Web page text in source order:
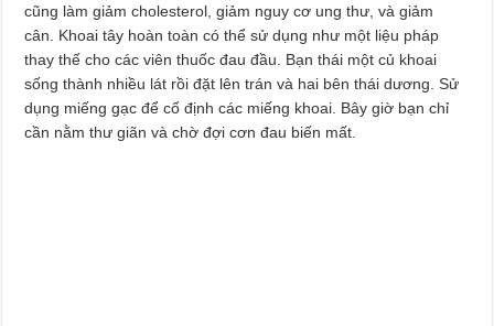
cũng làm giảm cholesterol, giảm nguy cơ ung thư, và giảm
cân. Khoai tây hoàn toàn có thể sử dụng như một liệu pháp
thay thế cho các viên thuốc đau đầu. Bạn thái một củ khoai
sống thành nhiều lát rồi đặt lên trán và hai bên thái dương. Sử
dụng miếng gạc để cố định các miếng khoai. Bây giờ bạn chỉ
cần nằm thư giãn và chờ đợi cơn đau biến mất.